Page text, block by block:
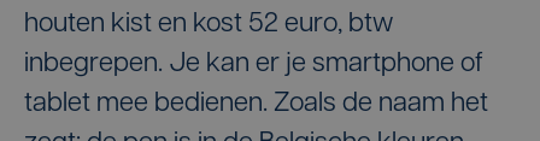
houten kist en kost 52 euro, btw
inbegrepen. Je kan er je smartphone of
tablet mee bedienen. Zoals de naam het